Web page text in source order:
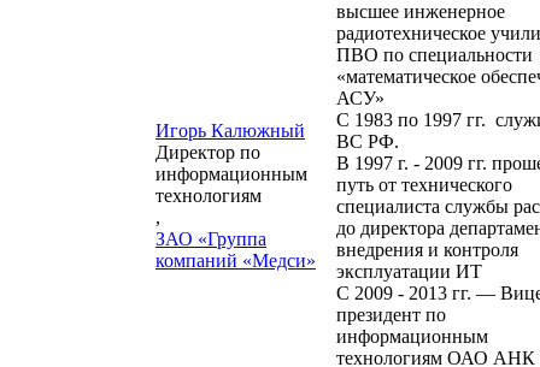
Игорь Калюжный
Директор по
информационным
технологиям
,
ЗАО «Группа
компаний «Медси»
высшее инженерное
радиотехническое
ПВО по специальности
«математическое
АСУ»
С 1983 по 1997 гг.
ВС РФ.
В 1997 г. - 2009 гг.
путь от технического
специалиста службы
до директора
внедрения и контроля
эксплуатации ИТ
С 2009 - 2013 гг. ―
президент по
информационным
технологиям ОАО АНК